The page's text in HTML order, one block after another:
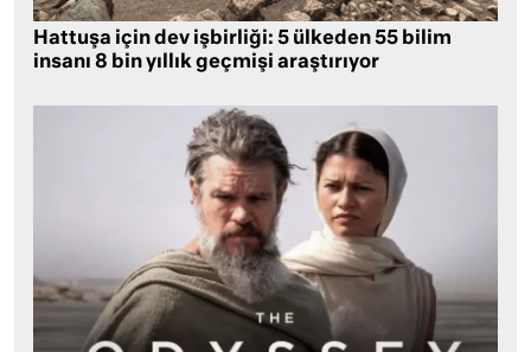
Hattuşa için dev işbirliği: 5 ülkeden 55 bilim
insanı 8 bin yıllık geçmişi araştırıyor